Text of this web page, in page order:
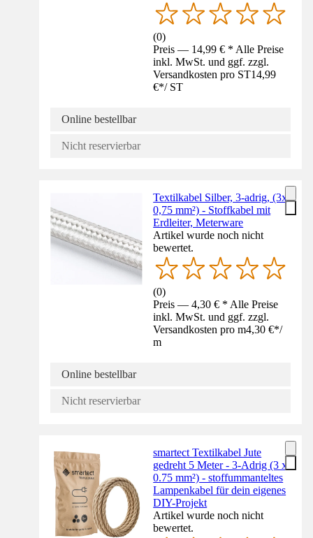
(0)
Preis — 14,99 € * Alle Preise
inkl. MwSt. und ggf. zzgl.
Versandkosten pro ST14,99
€*/ ST
Online bestellbar
Nicht reservierbar
Textilkabel Silber, 3-adrig, (3x
0,75 mm²) - Stoffkabel mit
Erdleiter, Meterware
Artikel wurde noch nicht
bewertet.
(0)
Preis — 4,30 € * Alle Preise
inkl. MwSt. und ggf. zzgl.
Versandkosten pro m4,30 €*/
m
Online bestellbar
Nicht reservierbar
smartect Textilkabel Jute
gedreht 5 Meter - 3-Adrig (3 x
0.75 mm²) - stoffummanteltes
Lampenkabel für dein eigenes
DIY-Projekt
Artikel wurde noch nicht
bewertet.